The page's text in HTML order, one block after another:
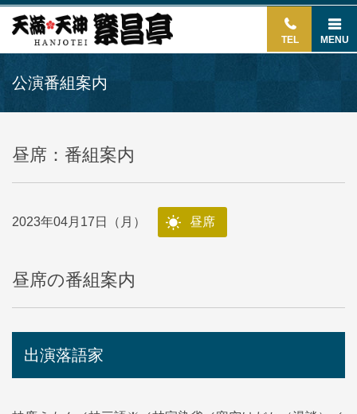
TEL MENU
公演番組案内
昼席：番組案内
2023年04月17日（月） 昼席
昼席の番組案内
出演落語家